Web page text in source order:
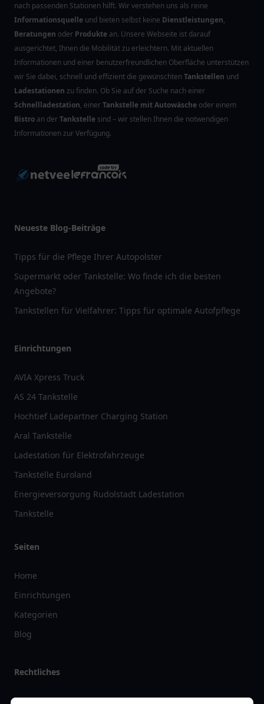
nach passenden Stationen hilft. Wir verstehen uns als reine
Informationsquelle und bieten selbst keine Dienstleistungen,
Beratungen oder Produkte an. Unsere Webseite ist darauf
ausgerichtet, Ihnen die Mobilität zu erleichtern. Mit aktuellen
Informationen und einer benutzerfreundlichen Oberfläche unterstützen
wir Sie dabei, schnell und effizient die gewünschtenTankstellen und
Ladestationen zu finden. Ob Sie auf der Suche nach einer
Schnellladestation, einerTankstelle mit Autowäsche oder einem
Bistro an derTankstelle sind – wir stellen Ihnen die notwendigen
Informationen zur Verfügung.
Neueste Blog-Beiträge
Tipps für die Pflege Ihrer Autopolster
Supermarkt oder Tankstelle: Wo finde ich die besten
Angebote?
Tankstellen für Vielfahrer: Tipps für optimale Autofpflege
Einrichtungen
AVIA Xpress Truck
AS 24 Tankstelle
Hochtief Ladepartner Charging Station
Aral Tankstelle
Ladestation für Elektrofahrzeuge
Tankstelle Euroland
Energieversorgung Rudolstadt Ladestation
Tankstelle
Seiten
Home
Einrichtungen
Kategorien
Blog
Rechtliches
Impressum